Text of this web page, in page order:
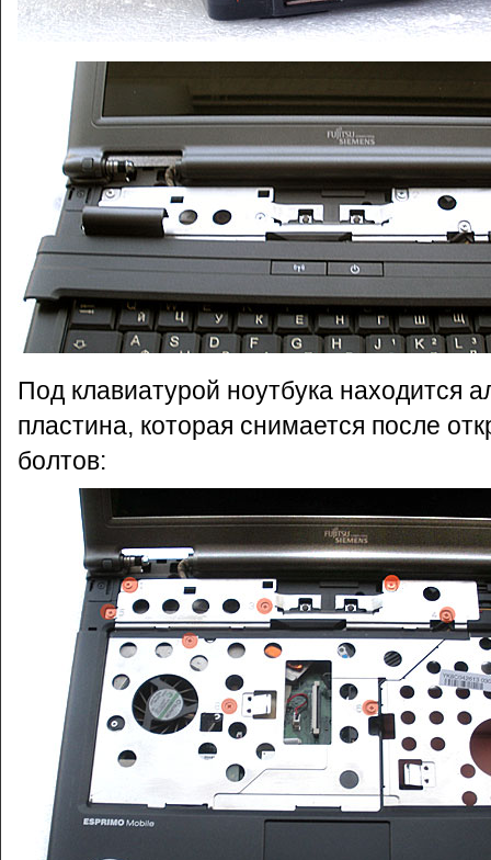
Под клавиатурой ноутбука находится
пластина, которая снимается после
болтов: